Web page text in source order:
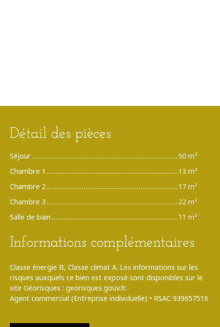
Détail des pièces
Séjour
50 m²
Chambre 1
13 m²
Chambre 2
17 m²
Chambre 3
22 m²
Salle de bain
11 m²
Informations complémentaires
Classe énergie B, Classe climat A. Les informations sur les
risques auxquels ce bien est exposé sont disponibles sur le
site Géorisques : georisques.gouv.fr.
Agent commercial (Entreprise individuelle) • RSAC 939657516